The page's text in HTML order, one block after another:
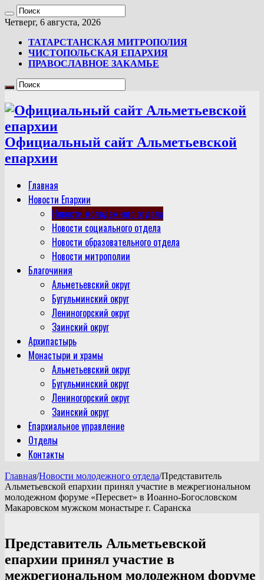
Четверг, 6 августа, 2026
ТАТАРСТАНСКАЯ МИТРОПОЛИЯ
ЧИСТОПОЛЬСКАЯ ЕПАРХИЯ
ПРАВОСЛАВНОЕ ЗАКАМЬЕ
Официальный сайт Альметьевской
епархии
Главная
Новости Епархии
Новости молодежного отдела
Новости социального отдела
Новости образовательного отдела
Новости митрополии
Благочиния
Альметьевский округ
Бугульминский округ
Лениногорский округ
Заинский округ
Архипастырь
Монастыри и храмы
Альметьевский округ
Бугульминский округ
Лениногорский округ
Заинский округ
Епархиальное управление
Отделы
Контакты
Главная/Новости молодежного отдела/Представитель
Альметьевской епархии принял участие в межрегиональном
молодежном форуме «Пересвет» в Иоанно-Богословском
Макаровском мужском монастыре г. Саранска
Представитель Альметьевской
епархии принял участие в
межрегиональном молодежном форуме